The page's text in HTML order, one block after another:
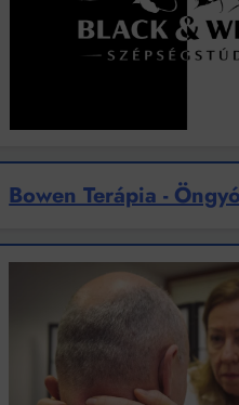
Bowen Terápia -